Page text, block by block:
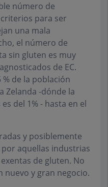
número de
para ser
una mala
el número de
sin gluten es muy
de EC.
% de la población
Zelanda -dónde la
del 1% - hasta en el
y posiblemente
aquellas industrias
de gluten. No
nuevo y gran negocio.